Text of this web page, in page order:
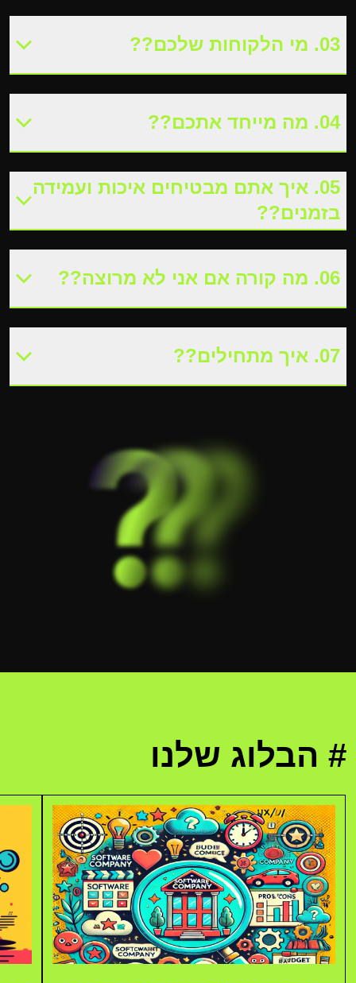
03
. מי הלקוחות שלכם??
04
. מה מייחד אתכם??
05
. איך אתם מבטיחים איכות ועמידה
בזמנים??
06
. מה קורה אם אני לא מרוצה??
07
. איך מתחילים??
# הבלוג שלנו